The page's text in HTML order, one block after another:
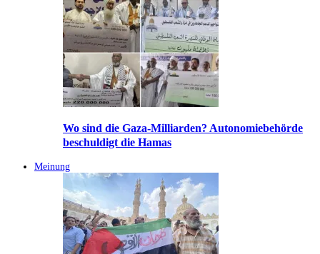
Wo sind die Gaza-Milliarden? Autonomiebehörde
beschuldigt die Hamas
Meinung